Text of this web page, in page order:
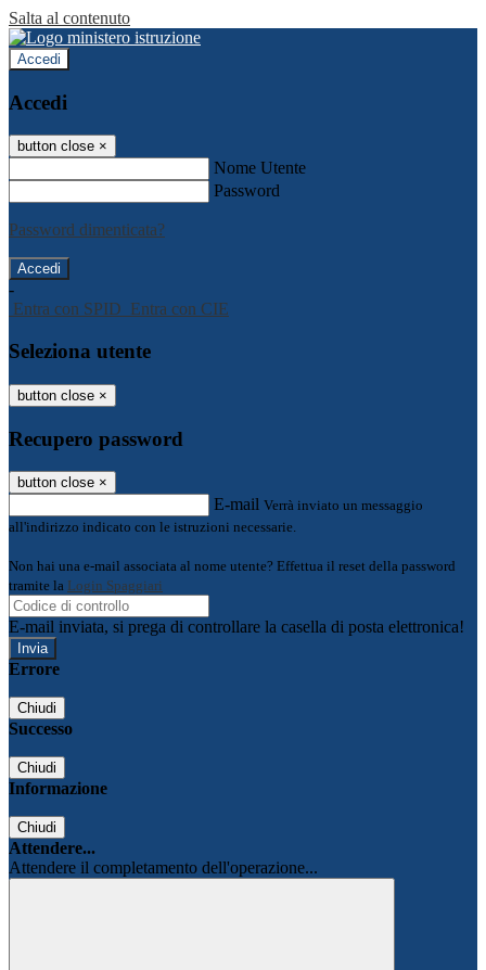
Salta al contenuto
Accedi
Accedi
button close ×
Nome Utente
Password
Password dimenticata?
-
Entra con SPID Entra con CIE
Seleziona utente
button close ×
Recupero password
button close ×
E-mail Verrà inviato un messaggio
all'indirizzo indicato con le istruzioni necessarie.
Non hai una e-mail associata al nome utente? Effettua il reset della password
tramite la Login Spaggiari
E-mail inviata, si prega di controllare la casella di posta elettronica!
Errore
Chiudi
Successo
Chiudi
Informazione
Chiudi
Attendere...
Attendere il completamento dell'operazione...